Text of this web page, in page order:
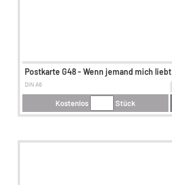
Postkarte G48 - Wenn jemand mich liebt
DIN A6
Kostenlos Stück